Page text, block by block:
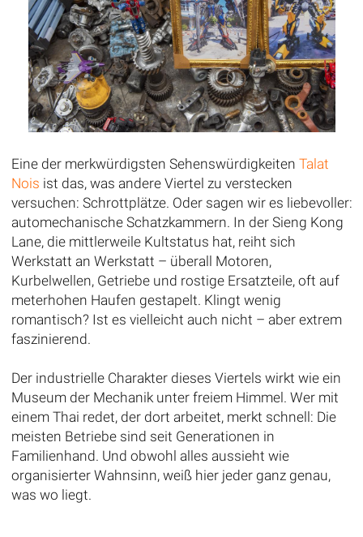
Eine der merkwürdigsten Sehenswürdigkeiten Talat
Nois ist das, was andere Viertel zu verstecken
versuchen: Schrottplätze. Oder sagen wir es liebevoller:
automechanische Schatzkammern. In der Sieng Kong
Lane, die mittlerweile Kultstatus hat, reiht sich
Werkstatt an Werkstatt – überall Motoren,
Kurbelwellen, Getriebe und rostige Ersatzteile, oft auf
meterhohen Haufen gestapelt. Klingt wenig
romantisch? Ist es vielleicht auch nicht – aber extrem
faszinierend.
Der industrielle Charakter dieses Viertels wirkt wie ein
Museum der Mechanik unter freiem Himmel. Wer mit
einem Thai redet, der dort arbeitet, merkt schnell: Die
meisten Betriebe sind seit Generationen in
Familienhand. Und obwohl alles aussieht wie
organisierter Wahnsinn, weiß hier jeder ganz genau,
was wo liegt.